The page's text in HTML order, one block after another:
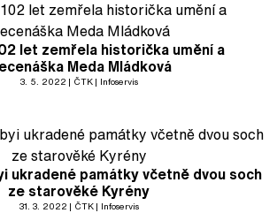
let zemřela historička umění a
Meda Mládková
3. 5. 2022 ČTK Infoservis
ukradené památky včetně dvou soch
ze starověké Kyrény
31. 3. 2022 ČTK Infoservis